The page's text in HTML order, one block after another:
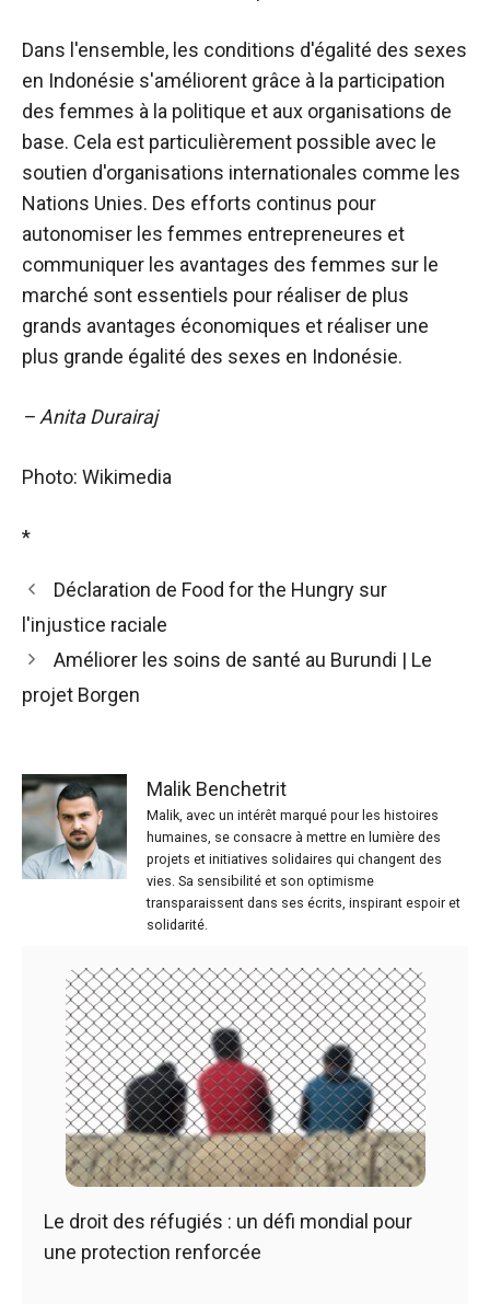
Dans l'ensemble, les conditions d'égalité des sexes
en Indonésie s'améliorent grâce à la participation
des femmes à la politique et aux organisations de
base. Cela est particulièrement possible avec le
soutien d'organisations internationales comme les
Nations Unies. Des efforts continus pour
autonomiser les femmes entrepreneures et
communiquer les avantages des femmes sur le
marché sont essentiels pour réaliser de plus
grands avantages économiques et réaliser une
plus grande égalité des sexes en Indonésie.
– Anita Durairaj
Photo: Wikimedia
*
Déclaration de Food for the Hungry sur
l'injustice raciale
Améliorer les soins de santé au Burundi | Le
projet Borgen
Malik Benchetrit
Malik, avec un intérêt marqué pour les histoires
humaines, se consacre à mettre en lumière des
projets et initiatives solidaires qui changent des
vies. Sa sensibilité et son optimisme
transparaissent dans ses écrits, inspirant espoir et
solidarité.
Le droit des réfugiés : un défi mondial pour
une protection renforcée